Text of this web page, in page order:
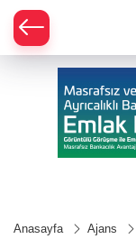
Anasayfa Ajans